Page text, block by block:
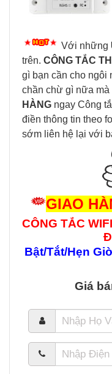
Với những
trên. CÔNG TẮC
gì bạn cần cho ngôi
chần chừ gì nữa mà
HÀNG ngay Công
điền thông tin theo
sớm liên hệ lại với
GIAO
CÔNG TẮC
Bật/Tắt/Hẹn
Giá